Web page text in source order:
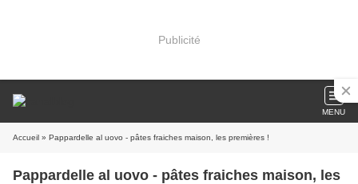
Publicité
MENU
Accueil » Pappardelle al uovo - pâtes fraiches maison, les premières !
Pappardelle al uovo - pâtes fraiches maison, les